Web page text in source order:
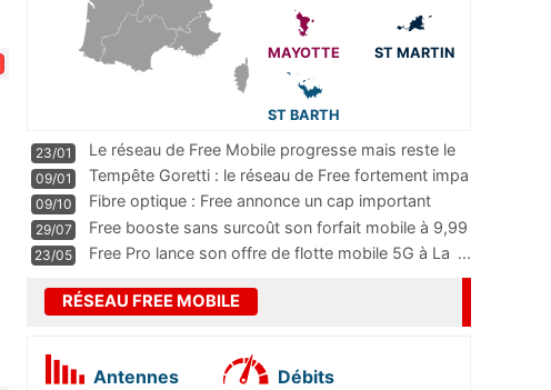
MAYOTTE ST MARTIN
ST BARTH
23/01
Le réseau de Free Mobile progresse mais reste le
m
...
09/01
Tempête Goretti : le réseau de Free fortement impa
09/10
Fibre optique : Free annonce un cap important
pass
...
29/07
Free booste sans surcoût son forfait mobile à 9,99
23/05 Free Pro lance son offre de flotte mobile 5G à La ...
RÉSEAU FREE MOBILE
Antennes Débits